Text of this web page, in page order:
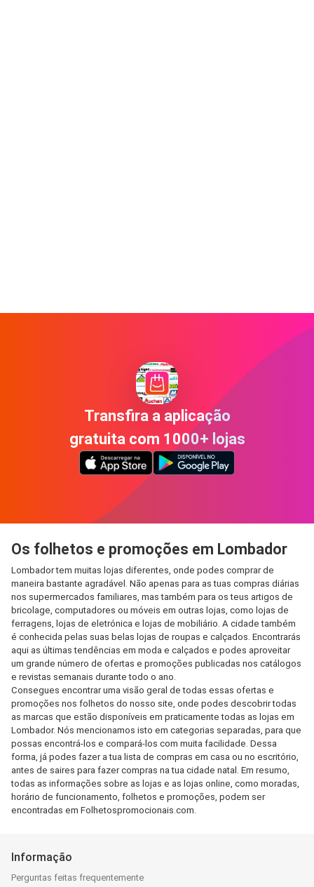
Transfira a aplicação
gratuita com 1000+ lojas
Os folhetos e promoções em Lombador
Lombador tem muitas lojas diferentes, onde podes comprar de
maneira bastante agradável. Não apenas para as tuas compras diárias
nos supermercados familiares, mas também para os teus artigos de
bricolage, computadores ou móveis em outras lojas, como lojas de
ferragens, lojas de eletrónica e lojas de mobiliário. A cidade também
é conhecida pelas suas belas lojas de roupas e calçados. Encontrarás
aqui as últimas tendências em moda e calçados e podes aproveitar
um grande número de ofertas e promoções publicadas nos catálogos
e revistas semanais durante todo o ano.
Consegues encontrar uma visão geral de todas essas ofertas e
promoções nos folhetos do nosso site, onde podes descobrir todas
as marcas que estão disponíveis em praticamente todas as lojas em
Lombador. Nós mencionamos isto em categorias separadas, para que
possas encontrá-los e compará-los com muita facilidade. Dessa
forma, já podes fazer a tua lista de compras em casa ou no escritório,
antes de saires para fazer compras na tua cidade natal. Em resumo,
todas as informações sobre as lojas e as lojas online, como moradas,
horário de funcionamento, folhetos e promoções, podem ser
encontradas em Folhetospromocionais.com.
Informação
Perguntas feitas frequentemente